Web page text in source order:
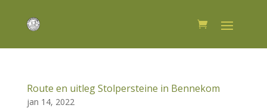
Route en uitleg Stolpersteine in Bennekom
jan 14, 2022